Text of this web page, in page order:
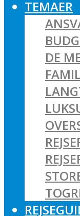
TEMAER
DE